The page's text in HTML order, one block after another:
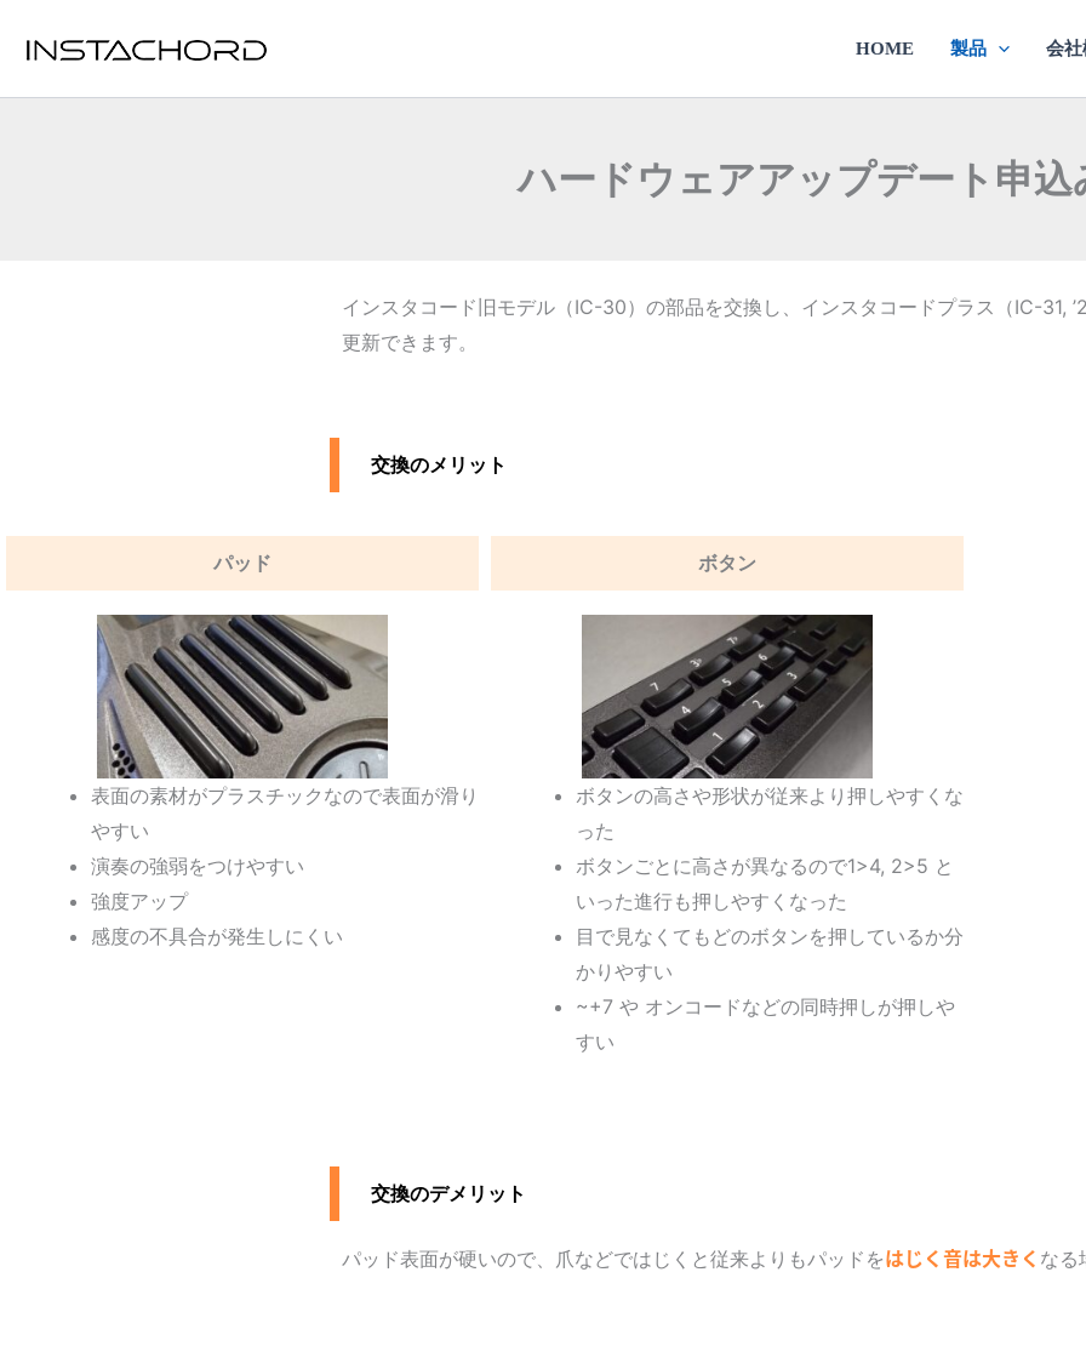
HOME 製品 会社
ハードウェアアップデート申込
インスタコード旧モデル（IC-30）の部品を交換し、インスタコードプラス（IC-31,
更新できます。
交換のメリット
パッド
表面の素材がプラスチックなので表面が滑り
やすい
演奏の強弱をつけやすい
強度アップ
感度の不具合が発生しにくい
ボタン
ボタンの高さや形状が従来より押しやすくな
った
ボタンごとに高さが異なるので1>4, 2>5 と
いった進行も押しやすくなった
目で見なくてもどのボタンを押しているか分
かりやすい
~+7 や オンコードなどの同時押しが押しや
すい
交換のデメリット
パッド表面が硬いので、爪などではじくと従来よりもパッドをはじく音は大きく なる